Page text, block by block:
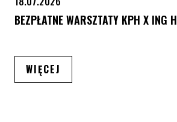
BEZPŁATNE WARSZTATY KPH X ING
WIĘCEJ